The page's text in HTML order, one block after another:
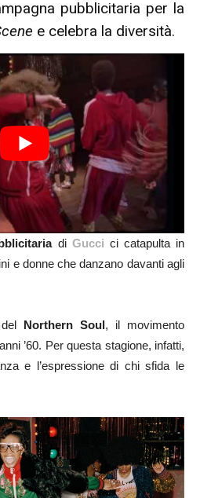
pubblicitaria per la
e celebra la diversità.
di Gucci ci catapulta in
e donne che danzano davanti agli
Northern Soul, il movimento
’60. Per questa stagione, infatti,
e l’espressione di chi sfida le